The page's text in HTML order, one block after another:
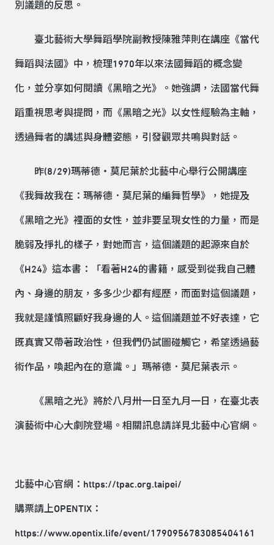
別議題的反思。
臺北藝術大學舞蹈學院副教授陳雅萍則在講座《當代
舞蹈與法國》中，梳理1970年以來法國舞蹈的概念變
化，並分享如何閱讀《黑暗之光》。她強調，法國當代舞
蹈重視思考與提問，而《黑暗之光》以女性經驗為主軸，
透過舞者的講述與身體姿態，引發觀眾共鳴與對話。
昨(8/29)瑪蒂德・莫尼葉於北藝中心舉行公開講座
《我舞故我在：瑪蒂德．莫尼葉的編舞哲學》，她提及
《黑暗之光》裡面的女性，並非要呈現女性的力量，而是
脆弱及掙扎的樣子，對她而言，這個議題的起源來自於
《H24》這本書：「看著H24的書籍，感受到從我自己體
內、身邊的朋友，多多少少都有經歷，而面對這個議題，
我就是謹慎照顧好我身邊的人。這個議題並不好表達，它
既真實又帶著政治性，但我們仍試圖碰觸它，希望透過藝
術作品，喚起內在的意識。」瑪蒂德．莫尼葉表示。
《黑暗之光》將於八月卅一日至九月一日，在臺北表
演藝術中心大劇院登場。相關訊息請詳見北藝中心官網。
北藝中心官網： https://tpac.org.taipei/
購票請上OPENTIX：
https://www.opentix.life/event/1790956783085404161